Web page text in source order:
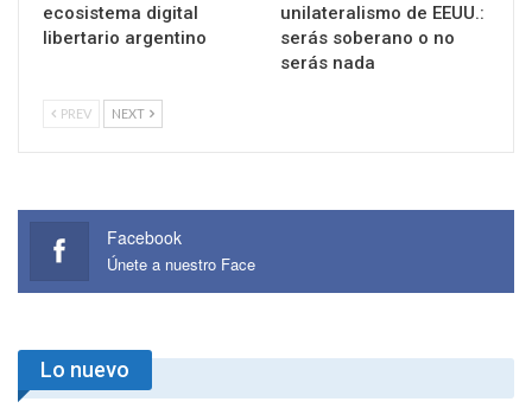
ecosistema digital
libertario argentino
unilateralismo de EEUU.:
serás soberano o no
serás nada
PREV NEXT
Facebook
Únete a nuestro Face
Lo nuevo